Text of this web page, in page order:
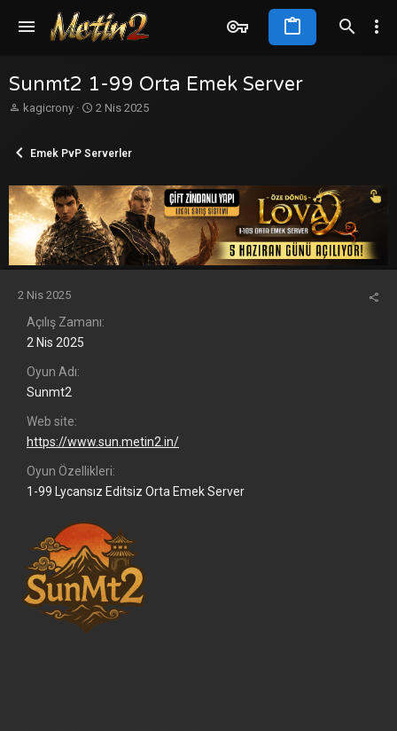
Sunmt2 1-99 Orta Emek Server
K
b
y
u
b
ş
l
t
n
kagicrony
B
l
n
g
ı
ç
t
a
i
2 Nis 2025
Emek PvP Serverler
2 Nis 2025
Açılış Zamanı
2 Nis 2025
Oyun Adı
Sunmt2
Web site
https://www.sun.metin2.in/
Oyun Özellikleri
1-99 Lycansız Editsiz Orta Emek Server